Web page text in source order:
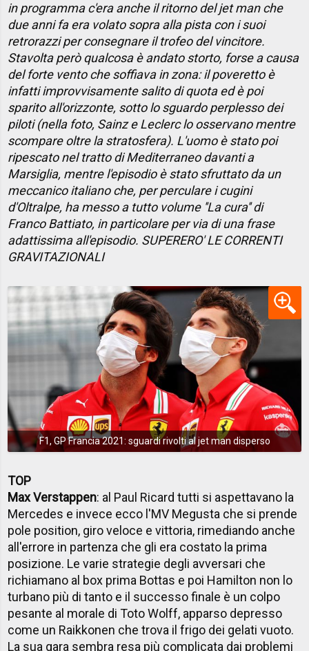
in programma c'era anche il ritorno del jet man che
due anni fa era volato sopra alla pista con i suoi
retrorazzi per consegnare il trofeo del vincitore.
Stavolta però qualcosa è andato storto, forse a causa
del forte vento che soffiava in zona: il poveretto è
infatti improvvisamente salito di quota ed è poi
sparito all'orizzonte, sotto lo sguardo perplesso dei
piloti (nella foto, Sainz e Leclerc lo osservano mentre
scompare oltre la stratosfera). L'uomo è stato poi
ripescato nel tratto di Mediterraneo davanti a
Marsiglia, mentre l'episodio è stato sfruttato da un
meccanico italiano che, per perculare i cugini
d'Oltralpe, ha messo a tutto volume ''La cura'' di
Franco Battiato, in particolare per via di una frase
adattissima all'episodio. SUPERERO' LE CORRENTI
GRAVITAZIONALI
F1, GP Francia 2021: sguardi rivolti al jet man disperso
TOP
Max Verstappen: al Paul Ricard tutti si aspettavano la
Mercedes e invece ecco l'MV Megusta che si prende
pole position, giro veloce e vittoria, rimediando anche
all'errore in partenza che gli era costato la prima
posizione. Le varie strategie degli avversari che
richiamano al box prima Bottas e poi Hamilton non lo
turbano più di tanto e il successo finale è un colpo
pesante al morale di Toto Wolff, apparso depresso
come un Raikkonen che trova il frigo dei gelati vuoto.
La sua gara sembra resa più complicata dai problemi